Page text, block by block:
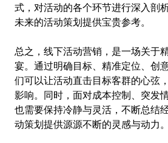
式，对活动的各个环节进行深入剖
未来的活动策划提供宝贵参考。
总之，线下活动营销，是一场关于
宴。通过明确目标、精准定位、创
们可以让活动直击目标客群的心弦
影响。同时，面对成本控制、突发
也需要保持冷静与灵活，不断总结
动策划提供源源不断的灵感与动力。